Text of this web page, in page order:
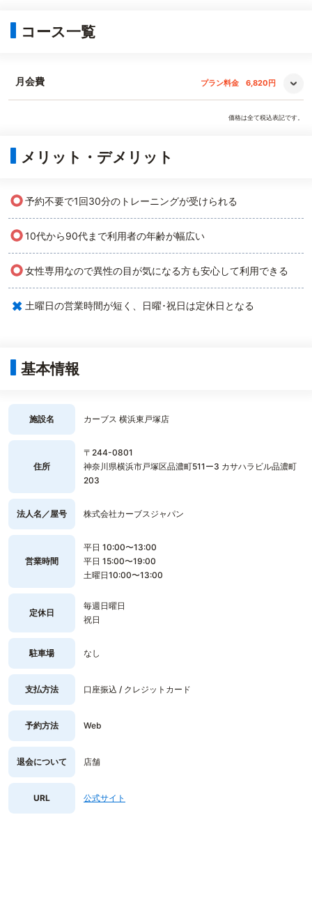
コース一覧
月会費 プラン料金 6,820円
価格は全て税込表記です。
メリット・デメリット
○予約不要で1回30分のトレーニングが受けられる
○10代から90代まで利用者の年齢が幅広い
○女性専用なので異性の目が気になる方も安心して利用できる
× 土曜日の営業時間が短く、日曜･祝日は定休日となる
基本情報
施設名 カーブス 横浜東戸塚店
住所
〒244-0801
神奈川県横浜市戸塚区品濃町511ー3 カサハラビル品濃町
203
法人名／屋号 株式会社カーブスジャパン
営業時間
平日 10:00〜13:00
平日 15:00〜19:00
土曜日10:00〜13:00
定休日
毎週日曜日
祝日
駐車場 なし
支払方法 口座振込 / クレジットカード
予約方法 Web
退会について 店舗
URL 公式サイト